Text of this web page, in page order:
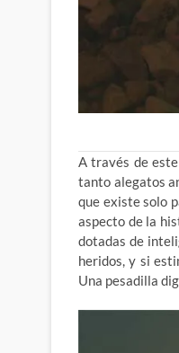
A través de
tanto alegatos
que existe solo
aspecto de la
dotadas de
heridos, y si
Una pesadilla